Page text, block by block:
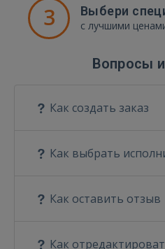
3 Выбери
с лучшими
Вопросы
Как создать заказ
Как выбрать
Как оставить отзыв
Как